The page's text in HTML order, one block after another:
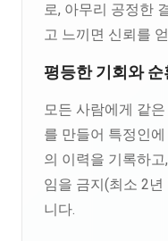
로, 아무리 공정한
고 느끼면 신뢰를
평등한 기회와 순
모든 사람에게 같
를 만들어 특정인
의 이력을 기록하
임을 금지(최소 2
니다.